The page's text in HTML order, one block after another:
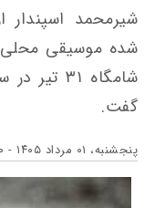
شیرمحمد اسپندار
شده موسیقی محلی
گفت.
پنجشنبه، ۰۱ مرداد ۱۴۰۵ - ۱۰:۱۰